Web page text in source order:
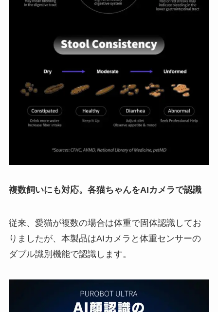
複数飼いにも対応。各猫ちゃんをAIカメラで認識
従来、愛猫が複数の場合は体重で固体認識してお
りましたが、本製品はAIカメラと体重センサーの
ダブル識別機能で認識します。